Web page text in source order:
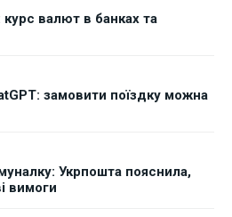
валют в банках та
замовити поїздку можна
Укрпошта пояснила,
вимоги